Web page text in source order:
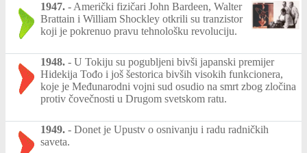
1947. - Američki fizičari John Bardeen, Walter
Brattain i William Shockley otkrili su tranzistor
koji je pokrenuo pravu tehnološku revoluciju.
1948. - U Tokiju su pogubljeni bivši japanski premijer
Hidekija Tođo i još šestorica bivših visokih funkcionera,
koje je Međunarodni vojni sud osudio na smrt zbog zločina
protiv čovečnosti u Drugom svetskom ratu.
1949. - Donet je Upustv o osnivanju i radu radničkih
saveta.